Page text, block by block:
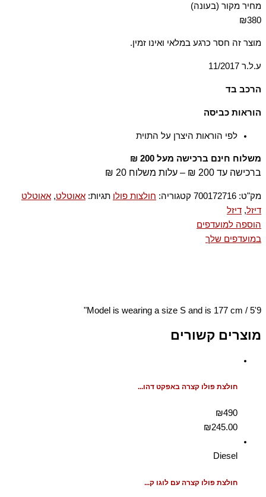
מחיר מקור (בעונה)
₪380
מוצר זה חסר כרגע במלאי ואינו זמין.
ע.ל.ר 11/2017
הרכב בד
הוראות כביסה
לפי הוראות היצרן על התוית
משלוח חינם ברכישה מעל 200 ₪
ברכישה עד 200 ₪ – עלות משלוח 20 ₪
מק"ט: 700172716 קטגוריה: חולצות פולו תגיות: אאוטלט, אאוטלט
דיזל, דיזל
הוספה למועדפים
במועדפים שלך
Model is wearing a size S and is 177 cm / 5'9"
מוצרים קשורים
חולצת פולו קצרה באפקט דהו...
₪490
₪245.00
Diesel
חולצת פולו קצרה עם לוגו ק...